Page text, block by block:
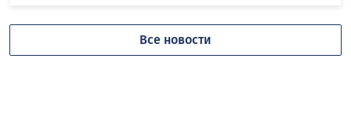
Все новости